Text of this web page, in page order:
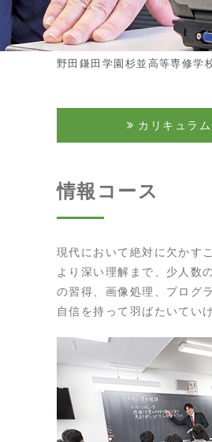
野田鎌田学園杉並高等専修学
カリキュラム
情報コース
現代において絶対に欠かす
より深い理解まで、少人数
の習得、画像処理、プログ
自信を持って羽ばたいてい